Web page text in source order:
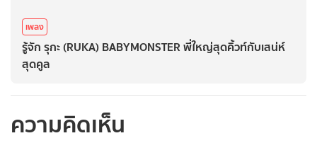
เพลง
รู้จัก รุกะ (RUKA) BABYMONSTER พี่ใหญ่สุดคิ้วท์กับเสน่ห์
สุดคูล
ความคิดเห็น